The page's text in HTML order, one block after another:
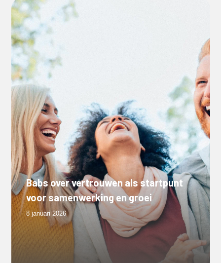
Babs over vertrouwen als startpunt
voor samenwerking en groei
8 januari 2026